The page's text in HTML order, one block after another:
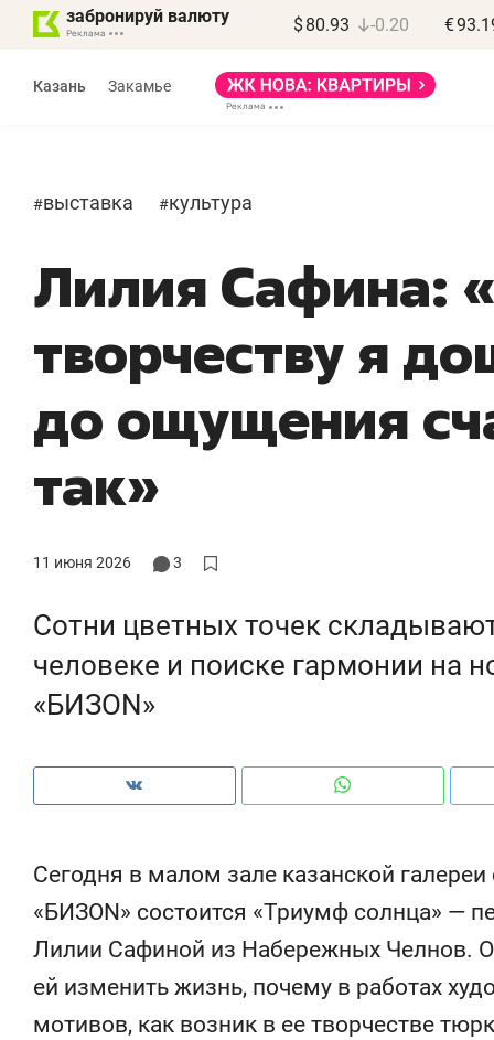
забронируй валюту $ 80.93 -0.20 €
Казань Закамье
#выставка #культура
Лилия Сафина:
творчеству я
до ощущения
так»
11 июня 2026 3
Сотни цветных точек
человеке и поиске гармонии на
«БИЗON»
Сегодня в малом зале казанской
«БИЗON» состоится «Триумф солнца» —
Лилии Сафиной из Набережных Челнов. О
ей изменить жизнь, почему в работах
мотивов, как возник в ее творчестве
150 камер до квартиры и Face
ID вместо ключа: какой будет
безопасность в ЖК «Нова»
Опыт
природе,
с